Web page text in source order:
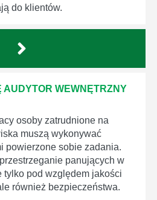
do klientów.
AUDYTOR WEWNĘTRZNY
osoby zatrudnione na
muszą wykonywać
powierzone sobie zadania.
panujących w
tylko pod względem jakości
również bezpieczeństwa.